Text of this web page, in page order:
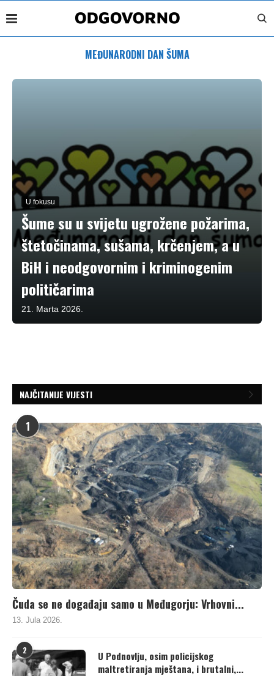
MEĐUNARODNI DAN ŠUMA
U fokusu
Šume su u svijetu ugrožene požarima,
štetočinama, sušama, krčenjem, a u
BiH i neodgovornim i kriminogenim
političarima
21. Marta 2026.
NAJČITANIJE VIJESTI
1
Čuda se ne događaju samo u Međugorju: Vrhovni...
13. Jula 2026.
2
U Podnovlju, osim policijskog
maltretiranja mještana, i brutalni,...